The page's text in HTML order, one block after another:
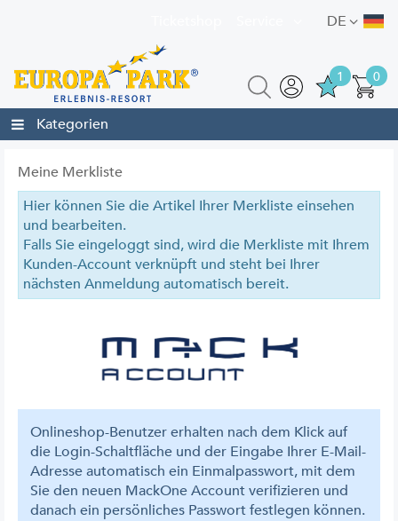
DE
0
1
Kategorien
Meine Merkliste
Hier können Sie die Artikel Ihrer Merkliste einsehen
und bearbeiten.
Falls Sie eingeloggt sind, wird die Merkliste mit Ihrem
Kunden-Account verknüpft und steht bei Ihrer
nächsten Anmeldung automatisch bereit.
Onlineshop-Benutzer erhalten nach dem Klick auf
die Login-Schaltfläche und der Eingabe Ihrer E-Mail-
Adresse automatisch ein Einmalpasswort, mit dem
Sie den neuen MackOne Account verifizieren und
danach ein persönliches Passwort festlegen können.